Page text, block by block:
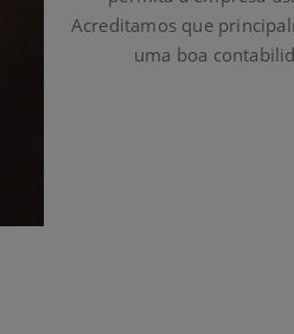
Acreditamos que
uma boa